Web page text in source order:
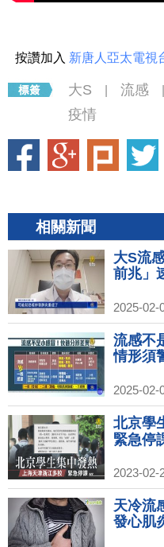
按讚加入 新唐人亞太電視
大S 流感
疫情
相關新聞
大S流
前兆」
2025-02-
流感不
情形須
2025-02-
北京學
緊急停
2023-02-
天冷流
發心肌